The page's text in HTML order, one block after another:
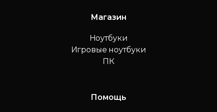
Магазин
Ноутбуки
Игровые ноутбуки
ПК
Помощь